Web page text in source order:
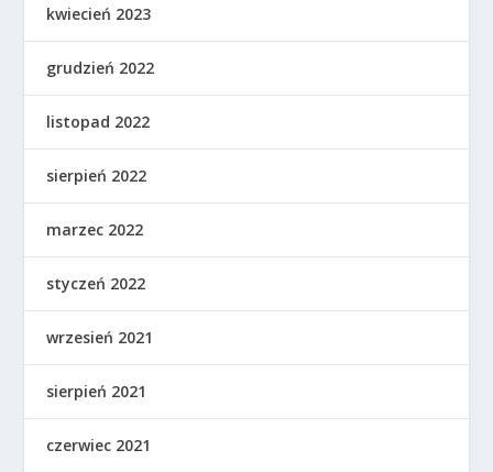
kwiecień 2023
grudzień 2022
listopad 2022
sierpień 2022
marzec 2022
styczeń 2022
wrzesień 2021
sierpień 2021
czerwiec 2021